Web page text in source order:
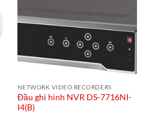
NETWORK VIDEO RECORDERS
Đầu ghi hình NVR DS-7716NI-
I4(B)